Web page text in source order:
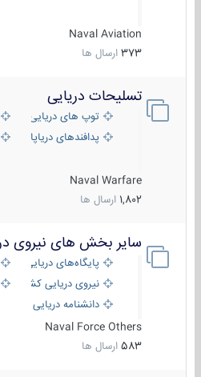
Naval Aviation
373 ارسال ها
تسلیحات دریایی
توپ های دریایی
پدافندهای دریاپایه
Naval Warfare
1,802 ارسال ها
سایر بخش های نیروی
پایگاه‌های دریایی
نیروی دریایی کشورهای
دانشنامه دریایی کپی
Naval Force Others
583 ارسال ها